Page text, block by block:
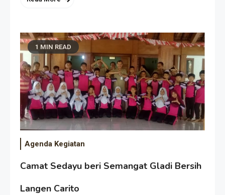
1 MIN READ
Agenda Kegiatan
Camat Sedayu beri Semangat Gladi Bersih
Langen Carito